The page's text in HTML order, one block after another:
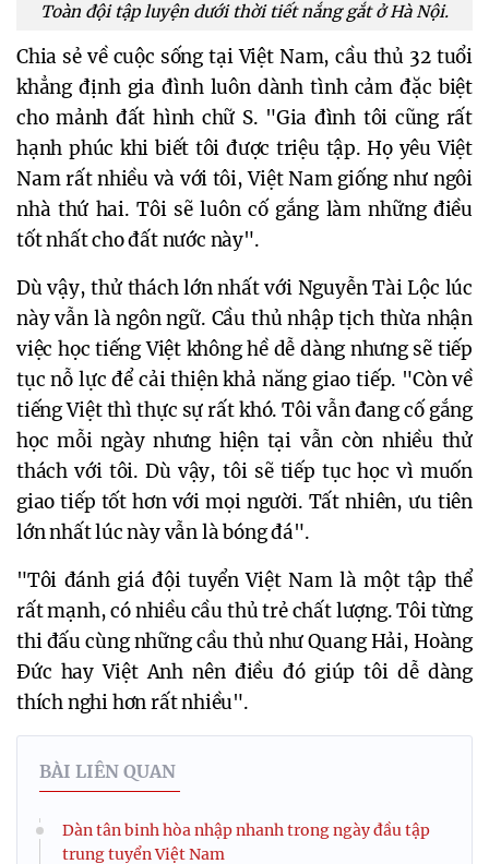
Toàn đội tập luyện dưới thời tiết nắng gắt ở Hà Nội.
Chia sẻ về cuộc sống tại Việt Nam, cầu thủ 32 tuổi
khẳng định gia đình luôn dành tình cảm đặc biệt
cho mảnh đất hình chữ S. "Gia đình tôi cũng rất
hạnh phúc khi biết tôi được triệu tập. Họ yêu Việt
Nam rất nhiều và với tôi, Việt Nam giống như ngôi
nhà thứ hai. Tôi sẽ luôn cố gắng làm những điều
tốt nhất cho đất nước này".
Dù vậy, thử thách lớn nhất với Nguyễn Tài Lộc lúc
này vẫn là ngôn ngữ. Cầu thủ nhập tịch thừa nhận
việc học tiếng Việt không hề dễ dàng nhưng sẽ tiếp
tục nỗ lực để cải thiện khả năng giao tiếp. "Còn về
tiếng Việt thì thực sự rất khó. Tôi vẫn đang cố gắng
học mỗi ngày nhưng hiện tại vẫn còn nhiều thử
thách với tôi. Dù vậy, tôi sẽ tiếp tục học vì muốn
giao tiếp tốt hơn với mọi người. Tất nhiên, ưu tiên
lớn nhất lúc này vẫn là bóng đá".
"Tôi đánh giá đội tuyển Việt Nam là một tập thể
rất mạnh, có nhiều cầu thủ trẻ chất lượng. Tôi từng
thi đấu cùng những cầu thủ như Quang Hải, Hoàng
Đức hay Việt Anh nên điều đó giúp tôi dễ dàng
thích nghi hơn rất nhiều".
BÀI LIÊN QUAN
Dàn tân binh hòa nhập nhanh trong ngày đầu tập
trung tuyển Việt Nam